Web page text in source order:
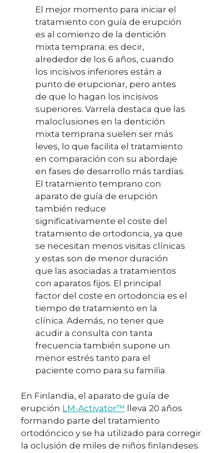
El mejor momento para iniciar el
tratamiento con guía de erupción
es al comienzo de la dentición
mixta temprana; es decir,
alrededor de los 6 años, cuando
los incisivos inferiores están a
punto de erupcionar, pero antes
de que lo hagan los incisivos
superiores. Varrela destaca que las
maloclusiones en la dentición
mixta temprana suelen ser más
leves, lo que facilita el tratamiento
en comparación con su abordaje
en fases de desarrollo más tardías.
El tratamiento temprano con
aparato de guía de erupción
también reduce
significativamente el coste del
tratamiento de ortodoncia, ya que
se necesitan menos visitas clínicas
y estas son de menor duración
que las asociadas a tratamientos
con aparatos fijos. El principal
factor del coste en ortodoncia es el
tiempo de tratamiento en la
clínica. Además, no tener que
acudir a consulta con tanta
frecuencia también supone un
menor estrés tanto para el
paciente como para su familia.
En Finlandia, el aparato de guía de
erupción LM-Activator™ lleva 20 años
formando parte del tratamiento
ortodóncico y se ha utilizado para corregir
la oclusión de miles de niños finlandeses.